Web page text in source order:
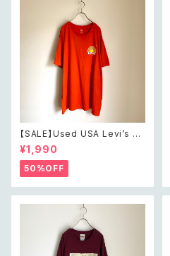
【SALE】Used USA Levi’s su
nrise design orange t shirt
レトロ アメリカ ユーズド 古着
リーバイス サンライズ デザイン
オレンジ Tシャツ XXL
¥1,990
50%OFF